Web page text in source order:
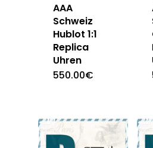
AAA
Schweiz
Hublot 1:1
Replica
Uhren
550.00€